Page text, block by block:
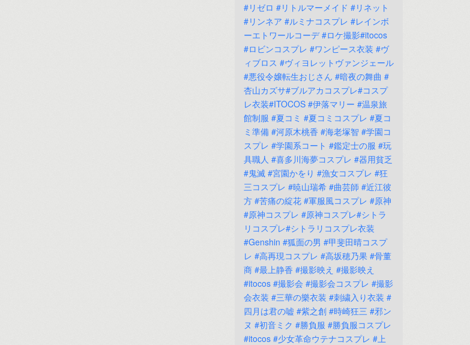
#リゼロ #リトルマーメイド #リネット
#リンネア #ルミナコスプレ #レインボ
ーエトワールコーデ #ロケ撮影#itocos
#ロビンコスプレ #ワンピース衣装 #ヴ
ィブロス #ヴィヨレットヴァンジェール
#悪役令嬢転生おじさん #暗夜の舞曲 #
杏山カズサ#ブルアカコスプレ#コスプ
レ衣装#ITOCOS #伊落マリー #温泉旅
館制服 #夏コミ #夏コミコスプレ #夏コ
ミ準備 #河原木桃香 #海老塚智 #学園コ
スプレ #学園系コート #鑑定士の服 #玩
具職人 #喜多川海夢コスプレ #器用貧乏
#鬼滅 #宮園かをり #漁女コスプレ #狂
三コスプレ #暁山瑞希 #曲芸師 #近江彼
方 #苦痛の綻花 #軍服風コスプレ #原神
#原神コスプレ #原神コスプレ#シトラ
リコスプレ#シトラリコスプレ衣装
#Genshin #狐面の男 #甲斐田晴コスプ
レ #高再現コスプレ #高坂穂乃果 #骨董
商 #最上静香 #撮影映え #撮影映え
#itocos #撮影会 #撮影会コスプレ #撮影
会衣装 #三華の樂衣装 #刺繍入り衣装 #
四月は君の嘘 #紫之創 #時崎狂三 #邪ン
ヌ #初音ミク #勝負服 #勝負服コスプレ
#itocos #少女革命ウテナコスプレ #上